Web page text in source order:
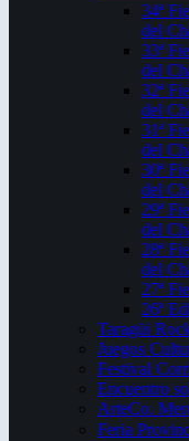
34ª
del
33ª
del
32ª
del
31ª
del
30ª
del
29ª
del
28ª
del
27ª
26ª
Taragüi
Juegos
Festival
Encuentro
ArteCo.
Feria